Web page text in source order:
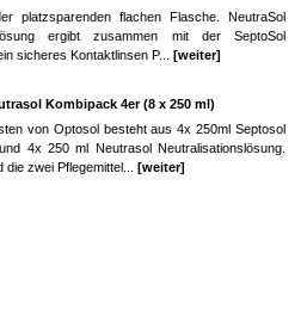
platzsparenden flachen Flasche. NeutraSol
ergibt zusammen mit der SeptoSol
sicheres Kontaktlinsen P... [weiter]
Kombipack 4er (8 x 250 ml)
von Optosol besteht aus 4x 250ml Septosol
4x 250 ml Neutrasol Neutralisationslösung.
die zwei Pflegemittel... [weiter]